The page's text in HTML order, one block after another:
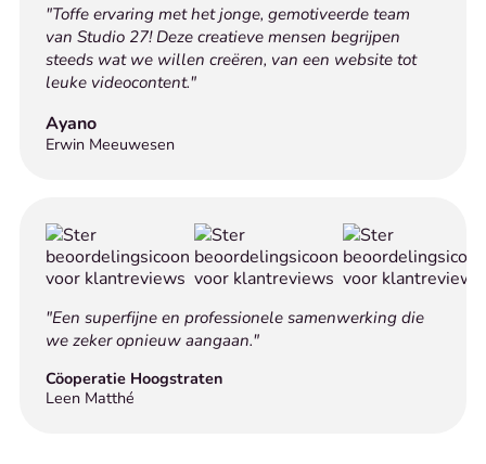
"Toffe ervaring met het jonge, gemotiveerde team
van Studio 27! Deze creatieve mensen begrijpen
steeds wat we willen creëren, van een website tot
leuke videocontent."
Ayano
Erwin Meeuwesen
"Een superfijne en professionele samenwerking die
we zeker opnieuw aangaan."
Cöoperatie Hoogstraten
Leen Matthé